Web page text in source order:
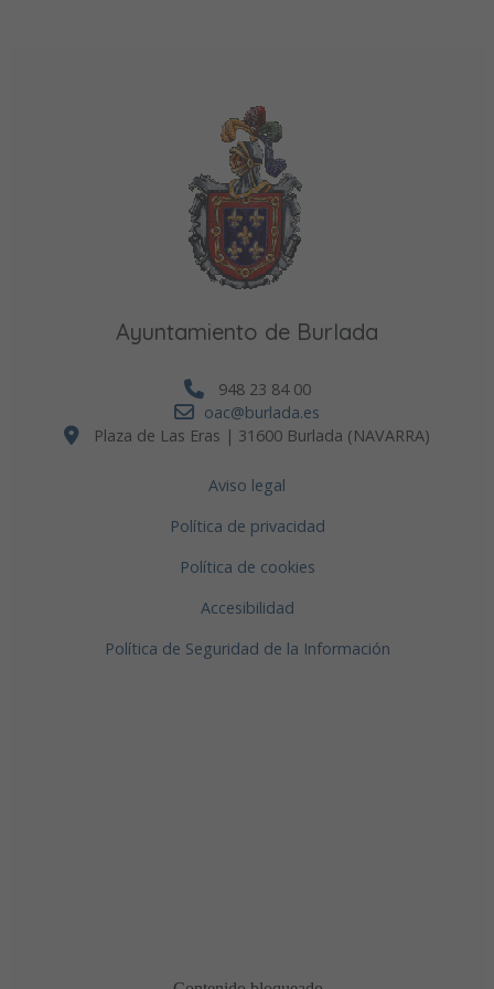
Ayuntamiento de Burlada
948 23 84 00
oac@burlada.es
Plaza de Las Eras | 31600 Burlada (NAVARRA)
Aviso legal
Política de privacidad
Política de cookies
Accesibilidad
Política de Seguridad de la Información